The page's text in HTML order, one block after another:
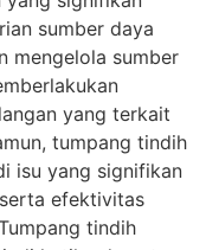
sumber daya
sumber
yang terkait
tumpang tindih
isu yang signifikan
efektivitas
tindih